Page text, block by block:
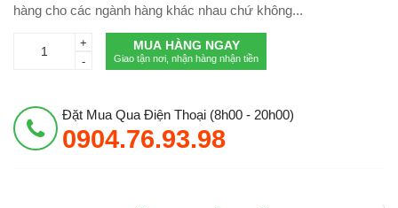
hàng cho các ngành hàng khác nhau chứ không...
+
-
MUA HÀNG NGAY
Giao tận nơi, nhận hàng nhận tiền
Đặt Mua Qua Điện Thoại (8h00 - 20h00)
0904.76.93.98